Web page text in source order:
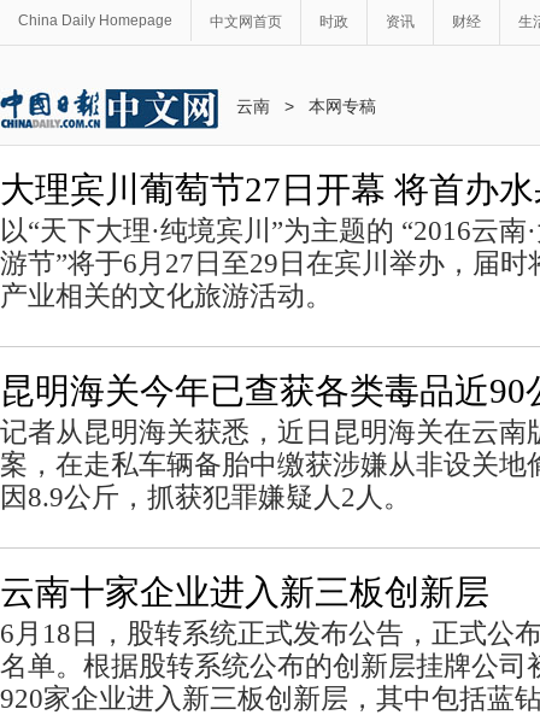
China Daily Homepage 中文网首页 时政 资讯 财经 生
云南 > 本网专稿
大理宾川葡萄节27日开幕 将首办
以“天下大理·纯境宾川”为主题的 “2016云
游节”将于6月27日至29日在宾川举办，届
产业相关的文化旅游活动。
昆明海关今年已查获各类毒品近90
记者从昆明海关获悉，近日昆明海关在云南
案，在走私车辆备胎中缴获涉嫌从非设关地
因8.9公斤，抓获犯罪嫌疑人2人。
云南十家企业进入新三板创新层
6月18日，股转系统正式发布公告，正式公
名单。根据股转系统公布的创新层挂牌公司
920家企业进入新三板创新层，其中包括蓝